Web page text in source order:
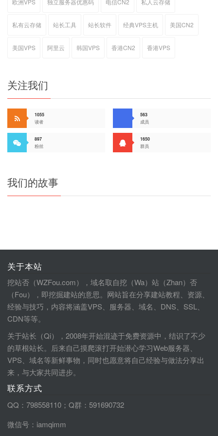
欧洲VPS 独立服务器优惠码 电信CN2 私人云存储
私有云存储 站长工具 站长软件 经典VPS主机 美国CN2
美国VPS 阿里云 韩国VPS 香港CN2 香港VPS
关注我们
1055
读者
563
成员
897
粉丝
1650
群员
我们的故事
关于本站
挖站否（WZFou.com），域名取自挖（Wa）站（Zhan）否
（Fou），即挖掘建站的意思。网站旨在分享建站教程、资源、
经验与技巧，内容将涵盖VPS、服务器、域名、DNS、SSL、
CDN等等。
关于站长（Qi），2008年开始混迹于免费资源中，结识了不少
的草根站长。后来自己摸爬滚打开始潜心学习Web服务器、
VPS、域名等新鲜事物，同时也愿意将自己经验与做法分享出
来，与大家共同进步。
联系方式
QQ：798558110；Q群：591690732
微信号：iamqimm